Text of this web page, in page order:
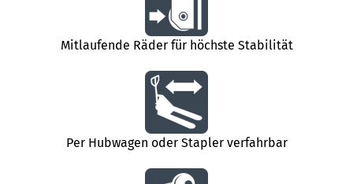
Mitlaufende Räder für höchste Stabilität
Per Hubwagen oder Stapler verfahrbar